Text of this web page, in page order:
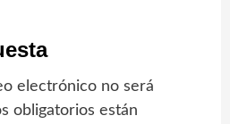
electrónico no será
obligatorios están